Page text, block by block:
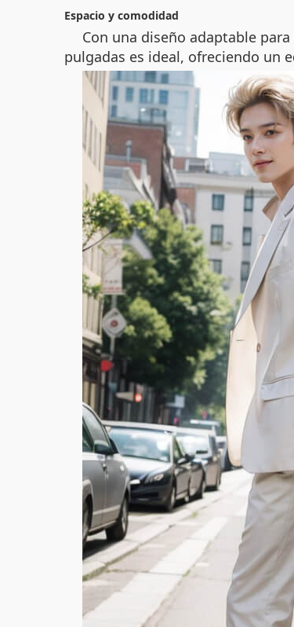
Espacio y comodidad
Con una diseño adaptable
pulgadas es ideal, ofreciendo un